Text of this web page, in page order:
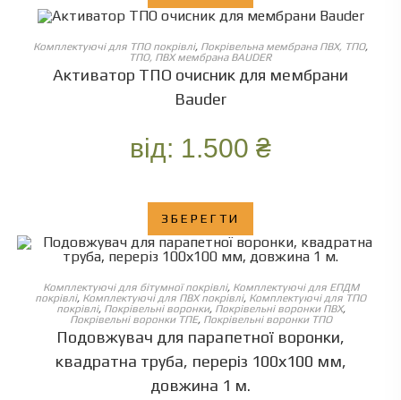
ОБЕРІТЬ ОПЦІЇ
Комплектуючі для ТПО покрівлі, Покрівельна мембрана ПВХ, ТПО,
ТПО, ПВХ мембрана BAUDER
Активатор ТПО очисник для мембрани
Bauder
від: 1.500 ₴
ЗБЕРЕГТИ
ОБЕРІТЬ ОПЦІЇ
Комплектуючі для бітумної покрівлі, Комплектуючі для ЕПДМ
покрівлі, Комплектуючі для ПВХ покрівлі, Комплектуючі для ТПО
покрівлі, Покрівельні воронки, Покрівельні воронки ПВХ,
Покрівельні воронки ТПЕ, Покрівельні воронки ТПО
Подовжувач для парапетної воронки,
квадратна труба, переріз 100х100 мм,
довжина 1 м.